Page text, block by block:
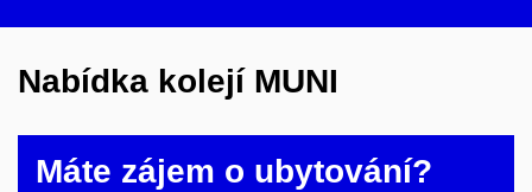
Nabídka kolejí MUNI
Máte zájem o ubytování?